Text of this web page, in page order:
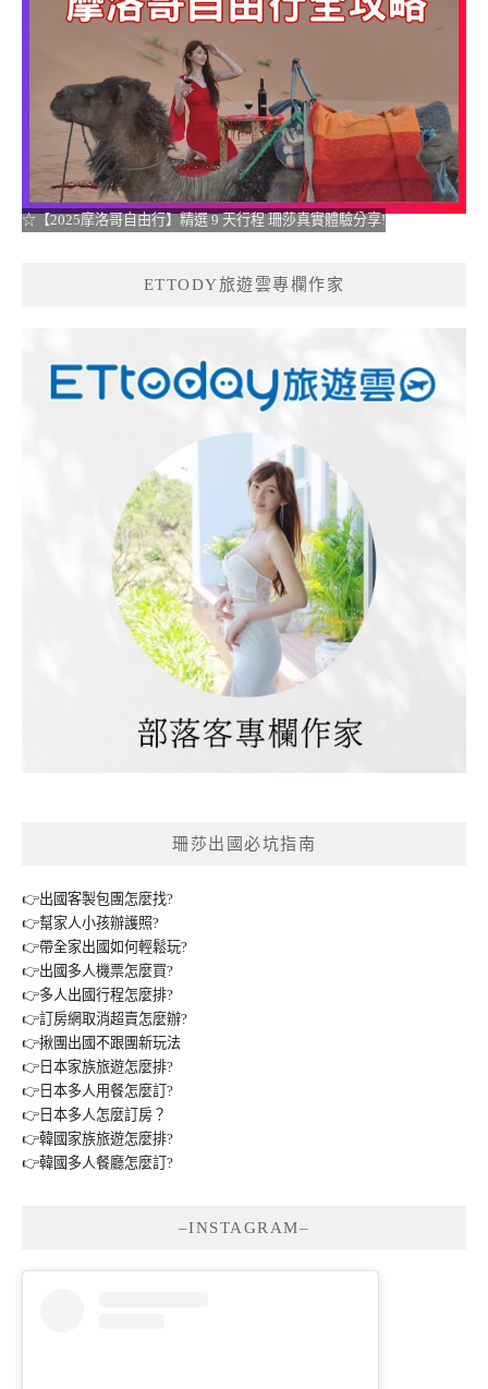
☆【2025摩洛哥自由行】精選 9 天行程 珊莎真實體驗分享!
ETTODY旅遊雲專欄作家
珊莎出國必坑指南
👉出國客製包團怎麼找?
👉幫家人小孩辦護照?
👉帶全家出國如何輕鬆玩?
👉出國多人機票怎麼買?
👉多人出國行程怎麼排?
👉訂房網取消超賣怎麼辦?
👉揪團出國不跟團新玩法
👉日本家族旅遊怎麼排?
👉日本多人用餐怎麼訂?
👉日本多人怎麼訂房？
👉韓國家族旅遊怎麼排?
👉韓國多人餐廳怎麼訂?
–INSTAGRAM–